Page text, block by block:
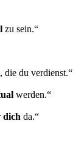
zu sein.“
, die du verdienst.“
werden.“
dich da.“